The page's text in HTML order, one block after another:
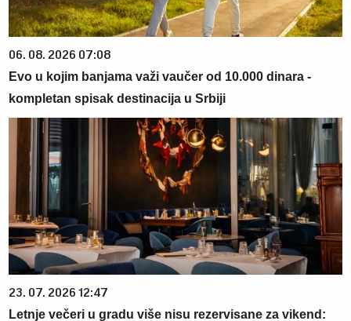
06. 08. 2026 07:08
Evo u kojim banjama važi vaučer od 10.000 dinara -
kompletan spisak destinacija u Srbiji
23. 07. 2026 12:47
Letnje večeri u gradu više nisu rezervisane za vikend: